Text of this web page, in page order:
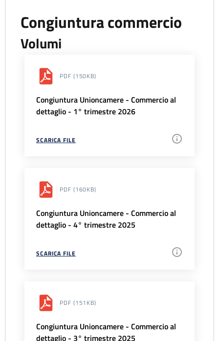
Congiuntura commercio
Volumi
PDF (150KB)
Congiuntura Unioncamere - Commercio al
dettaglio - 1° trimestre 2026
SCARICA FILE
PDF (160KB)
Congiuntura Unioncamere - Commercio al
dettaglio - 4° trimestre 2025
SCARICA FILE
PDF (151KB)
Congiuntura Unioncamere - Commercio al
dettaglio - 3° trimestre 2025